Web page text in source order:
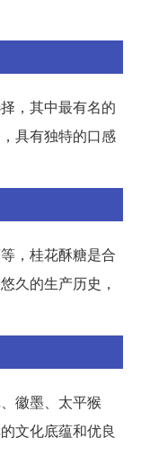
，其中最有名的
具有独特的口感
，桂花酥糖是合
久的生产历史，
徽墨、太平猴
文化底蕴和优良